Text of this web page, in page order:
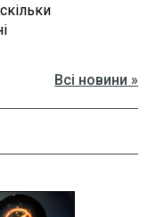
Всі новини »